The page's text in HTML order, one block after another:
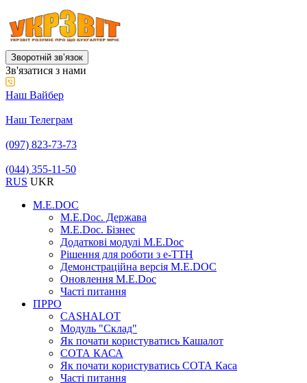
Зворотній звʼязок
Зв'язатися з нами
Наш Вайбер
Наш Телеграм
(097) 823-73-73
(044) 355-11-50
RUS UKR
M.E.DOC
M.E.Doc. Держава
M.E.Doc. Бізнес
Додаткові модулі M.E.Doc
Рішення для роботи з е-ТТН
Демонстраційна версія M.E.DOC
Оновлення M.E.Doc
Часті питання
ПРРО
CASHALOT
Модуль "Склад"
Як почати користуватись Кашалот
СОТА КАСА
Як почати користуватись СОТА Каса
Часті питання